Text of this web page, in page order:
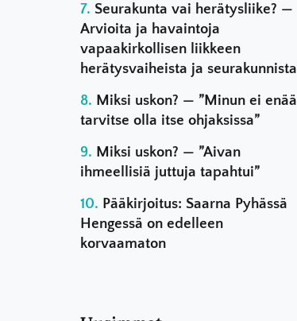
Seurakunta vai herätysliike? —
Arvioita ja havaintoja
vapaakirkollisen liikkeen
herätysvaiheista ja seurakunnista
Miksi uskon? — ”Minun ei enää
tarvitse olla itse ohjaksissa”
Miksi uskon? — ”Aivan
ihmeellisiä juttuja tapahtui”
Pääkirjoitus: Saarna Pyhässä
Hengessä on edelleen
korvaamaton